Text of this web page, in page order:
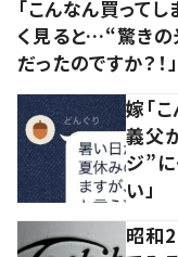
「こんなん買って
く見ると…“驚きの
だったのですか？！」
嫁「
義父
ジ”に
い」
昭和